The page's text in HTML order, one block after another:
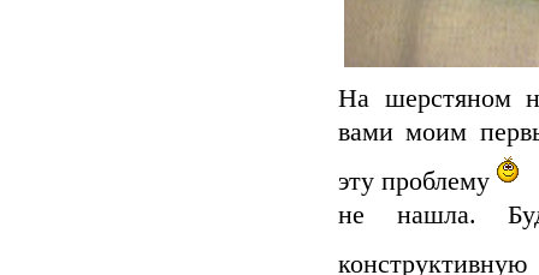
На шерстяном
вами моим
эту проблему
не нашла.